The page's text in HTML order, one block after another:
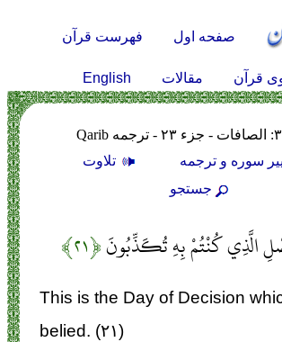
صفحه اول فهرست قرآن
قرآن مقالات English
سوره و ترجمه
تلاوت
جستجو
الَّذِي كُنْتُمْ بِهِ تُكَذِّبُونَ﴿۲۱﴾
This is the Day of Decision
belied. (۲۱)